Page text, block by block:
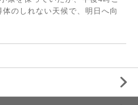
のしれない天候で、明日へ向